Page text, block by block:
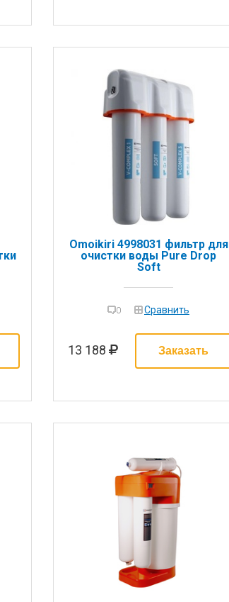
Omoikiri 4998031 фильтр для
очистки воды Pure Drop
Soft
0 Сравнить
13 188